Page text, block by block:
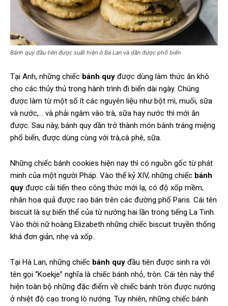
Bánh quy đầu tiên được xuất hiện ở Ba Lan và dần được phổ biến
Tại Anh, những chiếc bánh quy được dùng làm thức ăn khô
cho các thủy thủ trong hành trình đi biển dài ngày. Chúng
được làm từ một số ít các nguyên liệu như bột mì, muối, sữa
và nước,… và phải ngâm vào trà, sữa hay nước thì mới ăn
được. Sau này, bánh quy dần trở thành món bánh tráng miệng
phổ biến, được dùng cùng với trà,cà phê, sữa.
Những chiếc bánh cookies hiện nay thì có nguồn gốc từ phát
minh của một người Pháp. Vào thế kỷ XIV, những chiếc bánh
quy được cải tiến theo công thức mới lạ, có độ xốp mềm,
nhân hoa quả được rao bán trên các đường phố Paris. Cái tên
biscuit là sự biến thể của từ nướng hai lần trong tiếng La Tinh.
Vào thời nữ hoàng Elizabeth những chiếc biscuit truyền thống
khá đơn giản, nhẹ và xốp..
Tại Hà Lan, những chiếc bánh quy đầu tiên được sinh ra với
tên gọi “Koekje” nghĩa là chiếc bánh nhỏ, tròn. Cái tên này thể
hiện toàn bộ những đặc điểm về chiếc bánh tròn được nướng
ở nhiệt độ cao trong lò nướng. Tuy nhiên, những chiếc bánh